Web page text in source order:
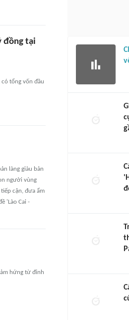
đồng tại
tổng vốn đầu
làng giàu bản
người vùng
cận, đưa ẩm
'Lào Cai -
hứng từ đỉnh